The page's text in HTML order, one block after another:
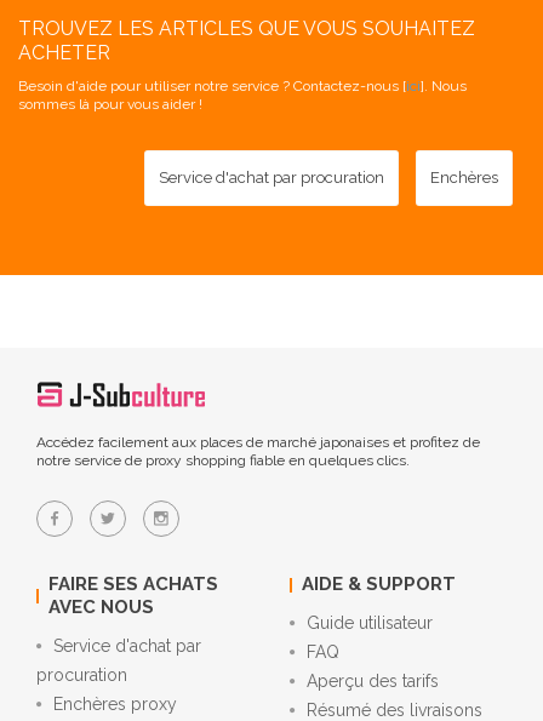
TROUVEZ LES ARTICLES QUE VOUS SOUHAITEZ
ACHETER
Besoin d'aide pour utiliser notre service ? Contactez-nous [ici]. Nous
sommes là pour vous aider !
Service d'achat par procuration Enchères
Accédez facilement aux places de marché japonaises et profitez de
notre service de proxy shopping fiable en quelques clics.
FAIRE SES ACHATS
AVEC NOUS
Service d'achat par
procuration
Enchères proxy
AIDE & SUPPORT
Guide utilisateur
FAQ
Aperçu des tarifs
Résumé des livraisons